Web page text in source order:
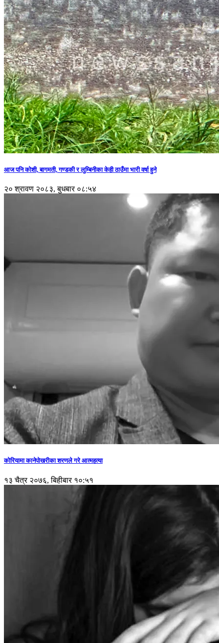
आज पनि कोशी, बागमती, गण्डकी र लुम्बिनीका केही ठाउँमा भारी वर्षा हुने
२० श्रावण २०८३, बुधबार ०८:५४
कोरियामा कानेपोखरीका शरणले गरे आत्महत्या
१३ चैत्र २०७६, बिहीबार १०:५१